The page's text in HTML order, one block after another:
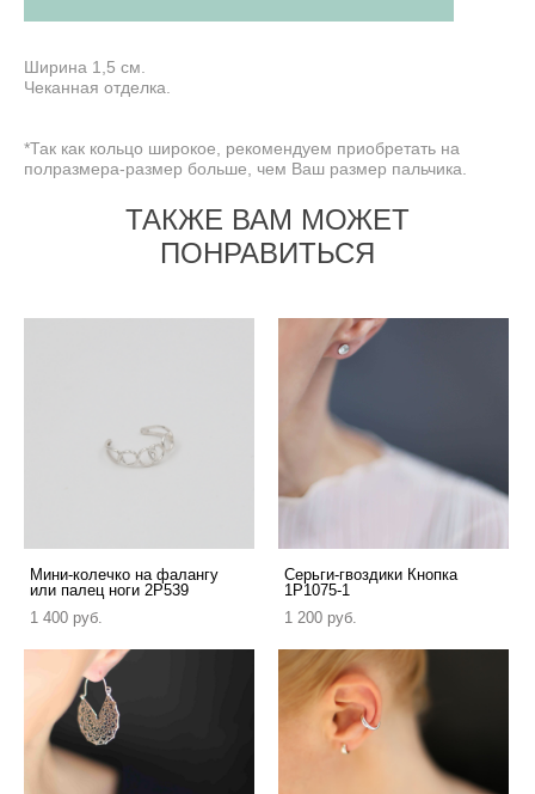
Ширина 1,5 см.
Чеканная отделка.
*Так как кольцо широкое, рекомендуем приобретать на
полразмера-размер больше, чем Ваш размер пальчика.
ТАКЖЕ ВАМ МОЖЕТ
ПОНРАВИТЬСЯ
Мини-колечко на фалангу
или палец ноги 2P539
1 400 pуб.
Серьги-гвоздики Кнопка
1P1075-1
1 200 pуб.